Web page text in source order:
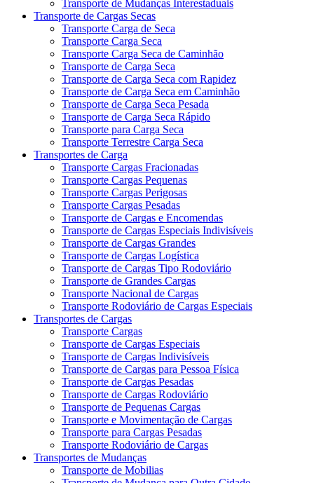
Transporte de Mudanças Interestaduais
Transporte de Cargas Secas
Transporte Carga de Seca
Transporte Carga Seca
Transporte Carga Seca de Caminhão
Transporte de Carga Seca
Transporte de Carga Seca com Rapidez
Transporte de Carga Seca em Caminhão
Transporte de Carga Seca Pesada
Transporte de Carga Seca Rápido
Transporte para Carga Seca
Transporte Terrestre Carga Seca
Transportes de Carga
Transporte Cargas Fracionadas
Transporte Cargas Pequenas
Transporte Cargas Perigosas
Transporte Cargas Pesadas
Transporte de Cargas e Encomendas
Transporte de Cargas Especiais Indivisíveis
Transporte de Cargas Grandes
Transporte de Cargas Logística
Transporte de Cargas Tipo Rodoviário
Transporte de Grandes Cargas
Transporte Nacional de Cargas
Transporte Rodoviário de Cargas Especiais
Transportes de Cargas
Transporte Cargas
Transporte de Cargas Especiais
Transporte de Cargas Indivisíveis
Transporte de Cargas para Pessoa Física
Transporte de Cargas Pesadas
Transporte de Cargas Rodoviário
Transporte de Pequenas Cargas
Transporte e Movimentação de Cargas
Transporte para Cargas Pesadas
Transporte Rodoviário de Cargas
Transportes de Mudanças
Transporte de Mobilias